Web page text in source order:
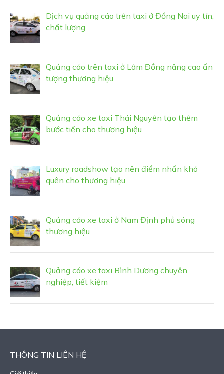
Dịch vụ quảng cáo trên taxi ở Đồng Nai uy tín,
chất lượng
Quảng cáo trên taxi ở Lâm Đồng nâng cao ấn
tượng thương hiệu
Quảng cáo xe taxi Thái Nguyên tạo thêm
bước tiến cho thương hiệu
Luxury roadshow tạo nên điểm nhấn khó
quên cho thương hiệu
Quảng cáo xe taxi ở Nam Định phủ sóng
thương hiệu
Quảng cáo xe taxi Bình Dương chuyên
nghiệp, tiết kiệm
THÔNG TIN LIÊN HỆ